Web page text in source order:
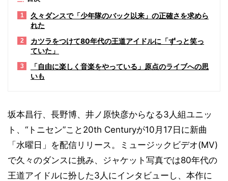
1
久々ダンスで「少年隊のバック以来」の正確さを求めら
れた
2
カツラをつけて80年代の王道アイドルに「ずっと笑っ
ていた」
3
「自由に楽しく音楽をやっている」原点のライブへの思
いも
坂本昌行、長野博、井ノ原快彦からなる3人組ユニッ
ト、“トニセン”こと20th Centuryが10月17日に新曲
「水曜日」を配信リリース。ミュージックビデオ(MV)
で久々のダンスに挑み、ジャケット写真では80年代の
王道アイドルに扮した3人にインタビューし、本作に